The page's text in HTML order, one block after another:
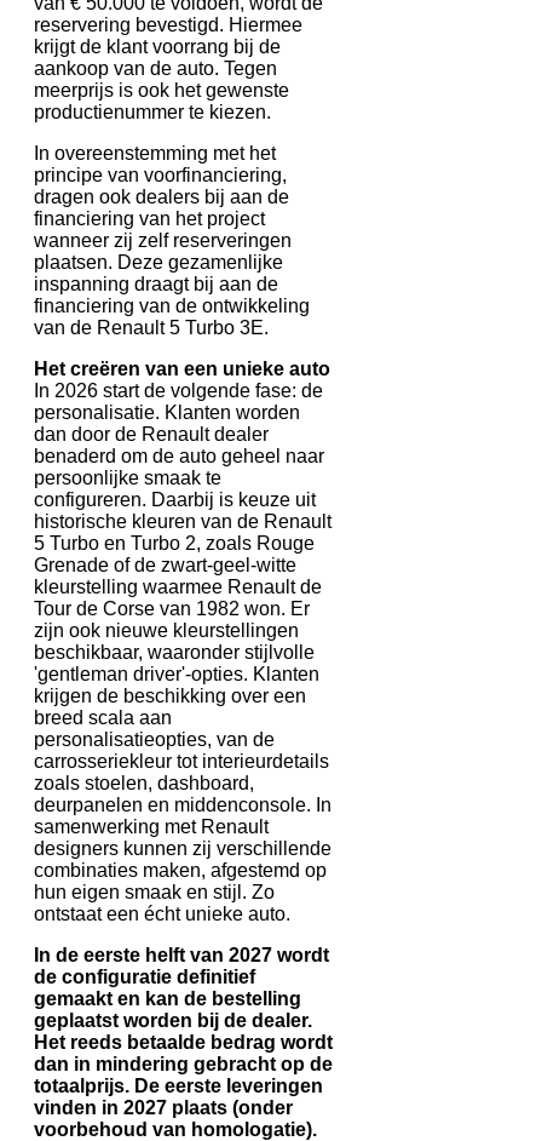
reservering bevestigd. Hiermee
krijgt de klant voorrang bij de
aankoop van de auto. Tegen
meerprijs is ook het gewenste
productienummer te kiezen.
In overeenstemming met het
principe van voorfinanciering,
dragen ook dealers bij aan de
financiering van het project
wanneer zij zelf reserveringen
plaatsen. Deze gezamenlijke
inspanning draagt ​​bij aan de
financiering van de ontwikkeling
van de Renault 5 Turbo 3E.
Het creëren van een unieke auto
In 2026 start de volgende fase: de
personalisatie. Klanten worden
dan door de Renault dealer
benaderd om de auto geheel naar
persoonlijke smaak te
configureren. Daarbij is keuze uit
historische kleuren van de Renault
5 Turbo en Turbo 2, zoals Rouge
Grenade of de zwart-geel-witte
kleurstelling waarmee Renault de
Tour de Corse van 1982 won. Er
zijn ook nieuwe kleurstellingen
beschikbaar, waaronder stijlvolle
'gentleman driver'-opties. Klanten
krijgen de beschikking over een
breed scala aan
personalisatieopties, van de
carrosseriekleur tot interieurdetails
zoals stoelen, dashboard,
deurpanelen en middenconsole. In
samenwerking met Renault
designers kunnen zij verschillende
combinaties maken, afgestemd op
hun eigen smaak en stijl. Zo
ontstaat een écht unieke auto.
In de eerste helft van 2027 wordt
de configuratie definitief
gemaakt en kan de bestelling
geplaatst worden bij de dealer.
Het reeds betaalde bedrag wordt
dan in mindering gebracht op de
totaalprijs. De eerste leveringen
vinden in 2027 plaats (onder
voorbehoud van homologatie).